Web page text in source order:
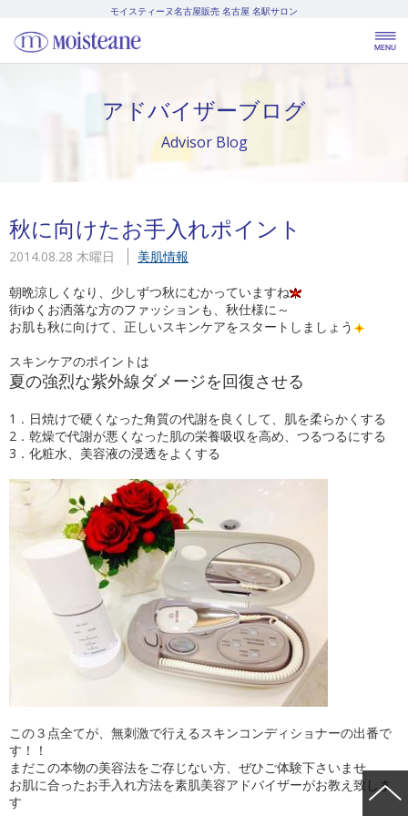
モイスティーヌ名古屋販売 名古屋 名駅サロン
アドバイザーブログ
Advisor Blog
秋に向けたお手入れポイント
2014.08.28 木曜日 美肌情報
朝晩涼しくなり、少しずつ秋にむかっていますね
街ゆくお洒落な方のファッションも、秋仕様に～
お肌も秋に向けて、正しいスキンケアをスタートしましょう
スキンケアのポイントは
夏の強烈な紫外線ダメージを回復させる
1．日焼けで硬くなった角質の代謝を良くして、肌を柔らかくする
2．乾燥で代謝が悪くなった肌の栄養吸収を高め、つるつるにする
3．化粧水、美容液の浸透をよくする
この３点全てが、無刺激で行えるスキンコンディショナーの出番で
す！！
まだこの本物の美容法をご存じない方、ぜひご体験下さいませ
お肌に合ったお手入れ方法を素肌美容アドバイザーがお教え致しま
す